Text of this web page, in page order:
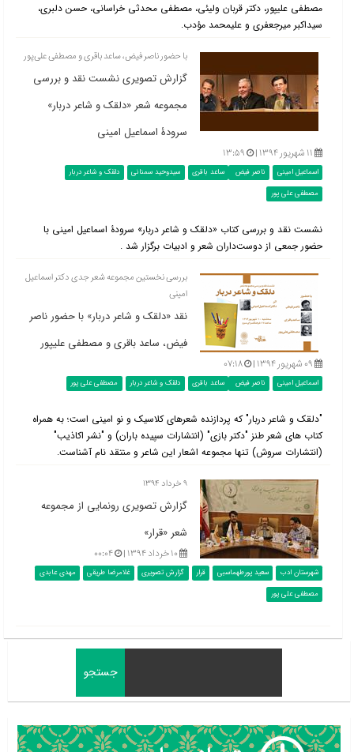
مصطفی علی‎پور، دکتر قربان ولیئی، مصطفی محدثی خراسانی، حسن دلبری،
سیداکبر میرجعفری و علی‎محمد مؤدب.
با حضور ناصر فیض، ساعد باقری و مصطفی علی‌پور
گزارش تصویری نشست نقد و بررسی
مجموعه شعر «دلقک و شاعر دربار»
سرودۀ اسماعیل امینی
۱۱ شهریور ۱۳۹۴ | ۱۳:۵۹
اسماعیل امینی ناصر فیض ساعد باقری سیدوحید سمنانی
دلقک و شاعر دربار
مصطفی علی پور
نشست نقد و بررسی کتاب «دلقک و شاعر دربار» سرودۀ اسماعیل امینی با
حضور جمعی از دوست‌داران شعر و ادبیات برگزار شد .
بررسی نخستین مجموعه شعر جدی دکتر اسماعیل
امینی
نقد «دلقک و شاعر دربار» با حضور ناصر
فیض، ساعد باقری و مصطفی علی‎پور
۰۹ شهریور ۱۳۹۴ | ۰۷:۱۸
اسماعیل امینی ناصر فیض ساعد باقری دلقک و شاعر دربار مصطفی علی پور
"دلقک و شاعر دربار" که پردازنده شعرهای کلاسیک و نو امینی است؛ به همراه
کتاب های شعر طنز "دکتر بازی" (انتشارات سپیده باران) و "نشر اکاذیب"
(انتشارات سروش) تنها مجموعه اشعار این شاعر و منتقد نام آشناست.
۹ خرداد ۱۳۹۴
گزارش تصویری رونمایی از مجموعه
شعر «قرار»
۱۰ خرداد ۱۳۹۴ | ۰۰:۰۴
شهرستان ادب سعید پورطهماسبی قرار گزارش تصویری غلامرضا طریقی
مهدی عابدی
مصطفی علی پور